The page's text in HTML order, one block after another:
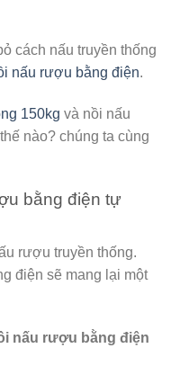
cách nấu truyền thống
nấu rượu bằng điện.
150kg và nồi nấu
nào? chúng ta cùng
bằng điện tự
rượu truyền thống.
điện sẽ mang lại một
nấu rượu bằng điện